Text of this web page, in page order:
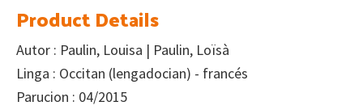
Product Details
Autor : Paulin, Louisa | Paulin, Loïsà
Linga : Occitan (lengadocian) - francés
Parucion : 04/2015